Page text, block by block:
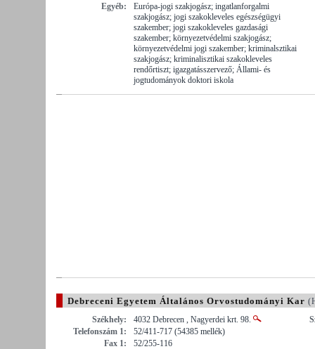
Egyéb:
Európa-jogi szakjogász; ingatlanforgalmi
szakjogász; jogi szakokleveles egészségügyi
szakember; jogi szakokleveles gazdasági
szakember; környezetvédelmi szakjogász;
környezetvédelmi jogi szakember; kriminalsztikai
szakjogász; kriminalisztikai szakokleveles
rendőrtiszt; igazgatásszervező; Állami- és
jogtudományok doktori iskola
Debreceni Egyetem Általános Orvostudományi Kar
Székhely:
4032 Debrecen , Nagyerdei krt. 98.
Telefonszám 1:
52/411-717 (54385 mellék)
Fax 1:
52/255-116